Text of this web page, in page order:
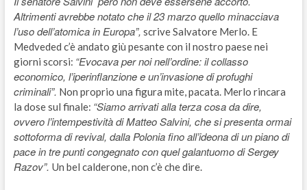
Altrimenti avrebbe notato che il 23 marzo quello minacciava
l’uso dell’atomica in Europa”, scrive Salvatore Merlo. E
Medveded c’è andato giù pesante con il nostro paese nei
giorni scorsi: “Evocava per noi nell’ordine: il collasso
economico, l’iperinflanzione e un’invasione di profughi
criminali”. Non proprio una figura mite, pacata. Merlo rincara
la dose sul finale: “Siamo arrivati alla terza cosa da dire,
ovvero l’intempestività di Matteo Salvini, che si presenta ormai
sottoforma di revival, dalla Polonia fino all’ideona di un piano di
pace in tre punti congegnato con quel galantuomo di Sergey
Razov”. Un bel calderone, non c’è che dire.